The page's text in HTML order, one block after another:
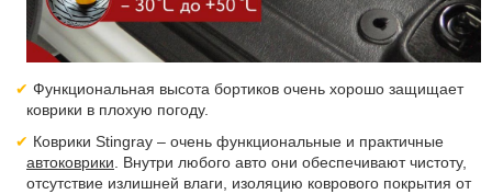
Функциональная высота бортиков очень хорошо защищает
коврики в плохую погоду.
Коврики Stingray – очень функциональные и практичные
автоковрики . Внутри любого авто они обеспечивают чистоту,
отсутствие излишней влаги, изоляцию коврового покрытия от